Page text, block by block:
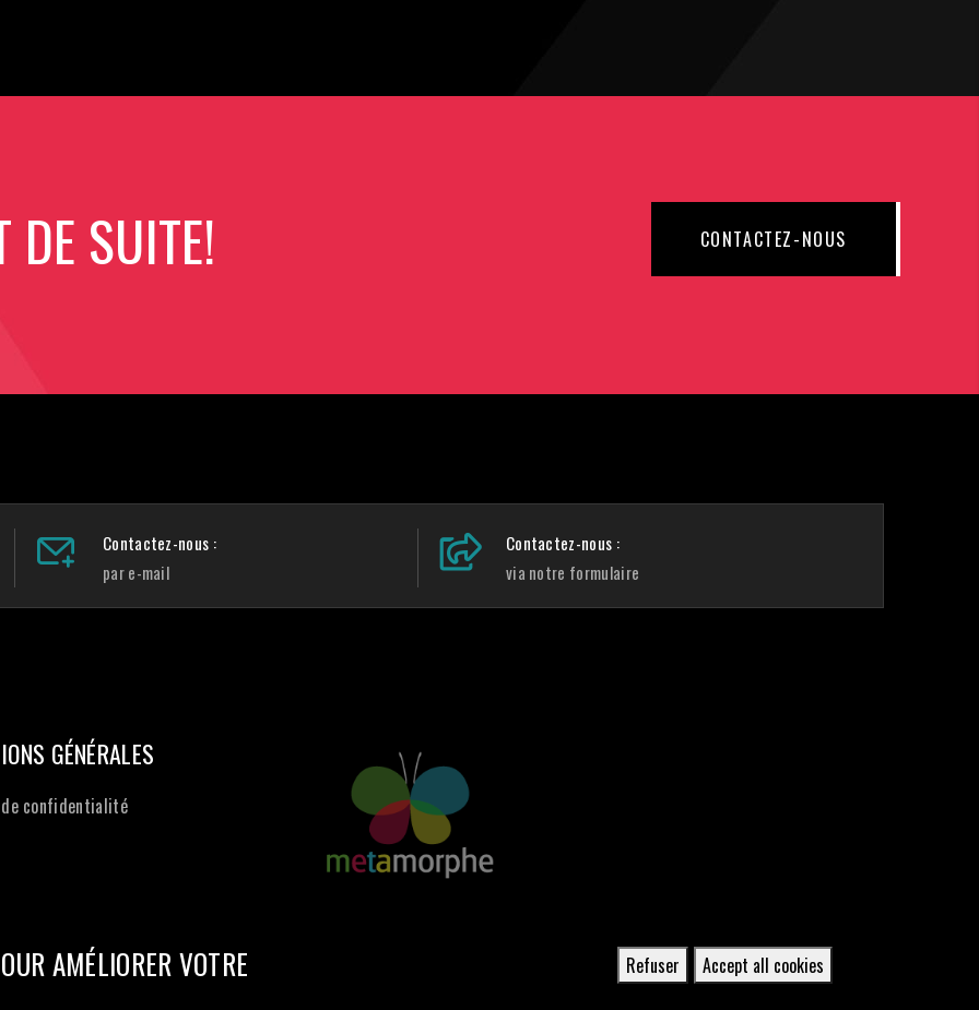
DE SUITE! CONTACTEZ-NOUS
Contactez-nous :
par e-mail
Contactez-nous :
via notre formulaire
GÉNÉRALES
confidentialité
AMÉLIORER VOTRE Refuser Accept all cookies